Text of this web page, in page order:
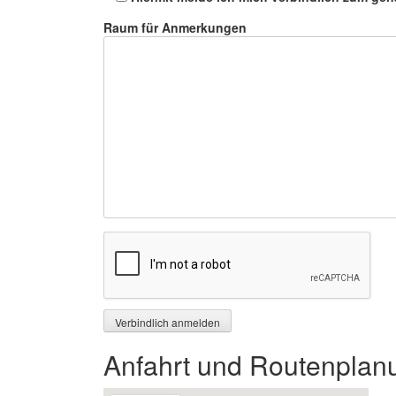
Raum für Anmerkungen
Anfahrt und